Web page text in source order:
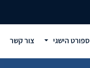
ספורט הישגי צור קשר